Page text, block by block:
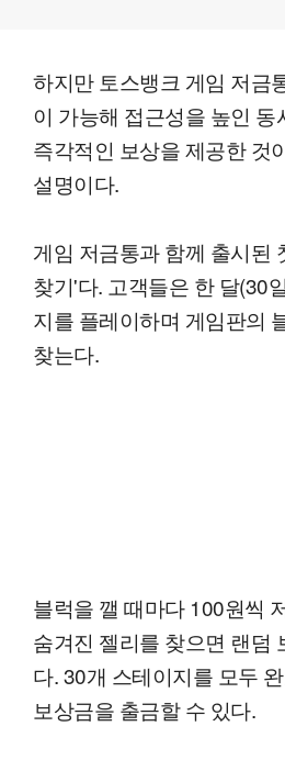
하지만 토스뱅크 게임 저금
이 가능해 접근성을 높인 동
즉각적인 보상을 제공한 것
설명이다.
게임 저금통과 함께 출시된
찾기'다. 고객들은 한 달(30
지를 플레이하며 게임판의
찾는다.
블럭을 깰 때마다 100원씩
숨겨진 젤리를 찾으면 랜덤
다. 30개 스테이지를 모두
보상금을 출금할 수 있다.